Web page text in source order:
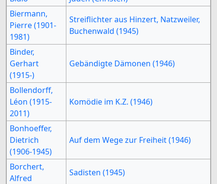
Biermann,
Pierre (1901-
1981)
Streiflichter aus Hinzert, Natzweiler,
Buchenwald (1945)
Binder,
Gerhart
(1915-)
Gebändigte Dämonen (1946)
Bollendorff,
Léon (1915-
2011)
Komödie im K.Z. (1946)
Bonhoeffer,
Dietrich
(1906-1945)
Auf dem Wege zur Freiheit (1946)
Borchert,
Alfred
Sadisten (1945)